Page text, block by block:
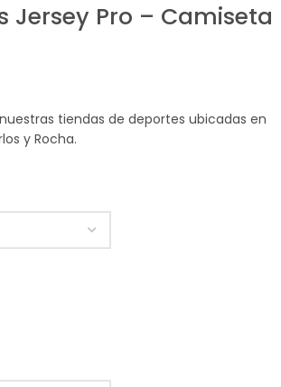
Jersey Pro – Camiseta
tiendas de deportes ubicadas en
y Rocha.